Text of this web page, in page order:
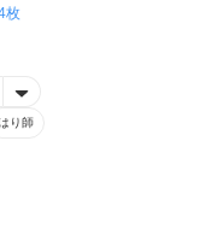
枚
り師